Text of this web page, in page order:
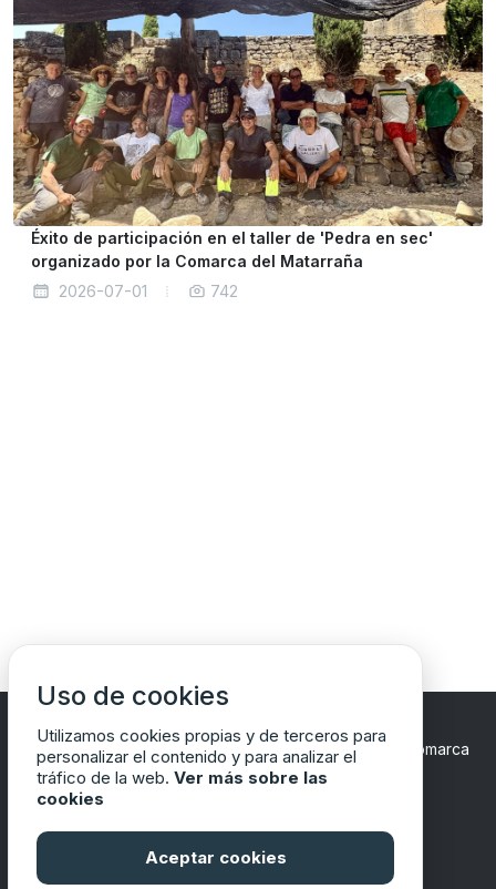
Éxito de participación en el taller de 'Pedra en sec'
organizado por la Comarca del Matarraña
2026-07-01
742
Copyrights © 2024 Todos los Derechos Reservados
Comarca
del Matarraña/Matarranya
Financiado por
Uso de cookies
Utilizamos cookies propias y de terceros para
personalizar el contenido y para analizar el
tráfico de la web. Ver más sobre las
cookies
Aceptar cookies